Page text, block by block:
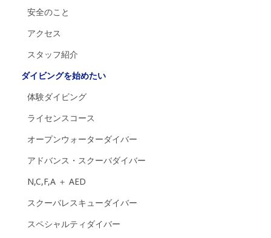
安全のこと
アクセス
スタッフ紹介
ダイビングを始めたい
体験ダイビング
ライセンスコース
オープンウォーターダイバー
アドバンス・スクーバダイバー
N,C,F,A ＋ AED
スクーバレスキューダイバー
スペシャルティダイバー